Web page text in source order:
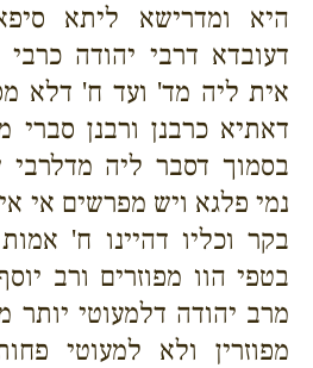
היא ומדרישא ליתא
דעובדא דרבי יהודה
אית ליה מד' ועד ח' דלא
דאתיא כרבנן ורבנן
בסמוך דסבר ליה מדלרבי
נמי פלגא ויש מפרשים אי
בקר וכליו דהיינו ח'
בטפי הוו מפוזרים ורב
מרב יהודה דלמעוטי
מפוזרין ולא למעוטי